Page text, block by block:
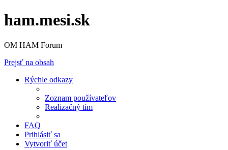
ham.mesi.sk
OM HAM Forum
Prejsť na obsah
Rýchle odkazy
Zoznam používateľov
Realizačný tím
FAQ
Prihlásiť sa
Vytvoriť účet